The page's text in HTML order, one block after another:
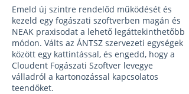
Emeld új szintre rendelőd működését és
kezeld egy fogászati szoftverben magán és
NEAK praxisodat a lehető legáttekinthetőbb
módon. Válts az ÁNTSZ szervezeti egységek
között egy kattintással, és engedd, hogy a
Cloudent Fogászati Szoftver levegye
válladról a kartonozással kapcsolatos
teendőket.